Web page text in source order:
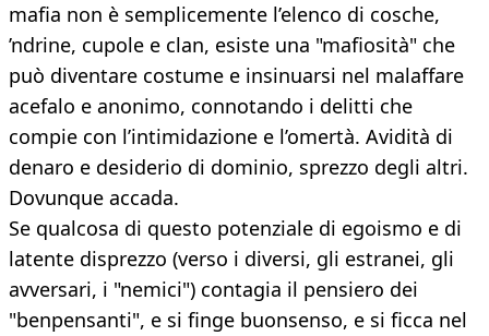
mafia non è semplicemente l’elenco di cosche,
’ndrine, cupole e clan, esiste una "mafiosità" che
può diventare costume e insinuarsi nel malaffare
acefalo e anonimo, connotando i delitti che
compie con l’intimidazione e l’omertà. Avidità di
denaro e desiderio di dominio, sprezzo degli altri.
Dovunque accada.
Se qualcosa di questo potenziale di egoismo e di
latente disprezzo (verso i diversi, gli estranei, gli
avversari, i "nemici") contagia il pensiero dei
"benpensanti", e si finge buonsenso, e si ficca nel